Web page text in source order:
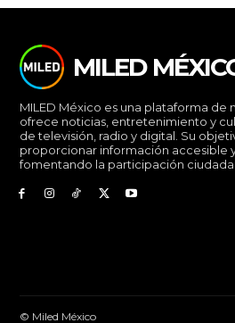
MILED
MILED México es una plataforma de
ofrece noticias, entretenimiento y
de televisión, radio y digital. Su
proporcionar información accesible
fomentando la participación
© Miled México